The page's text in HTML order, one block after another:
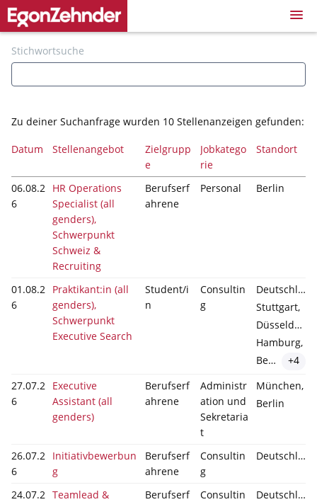
Skip
to
main
content
Stellenangebote
Login
Stichwortsuche
Zu deiner Suchanfrage wurden 10 Stellenanzeigen gefunden:
Datum Stellenangebot
Zielgrupp
e
Jobkatego
rie
Standort
06.08.2
6
HR Operations
Specialist (all
genders),
Schwerpunkt
Schweiz &
Recruiting
Berufserf
ahrene
Personal Berlin
01.08.2
6
Praktikant:in (all
genders),
Schwerpunkt
Executive Search
Student/i
n
Consultin
g
Deutschland,
Stuttgart,
Düsseldorf,
Hamburg,
Berlin
+4
27.07.2
6
Executive
Assistant (all
genders)
Berufserf
ahrene
Administr
ation und
Sekretaria
t
München,
Berlin
26.07.2
6
Initiativbewerbun
g
Berufserf
ahrene
Consultin
g
Deutschland
24.07.2 Teamlead &
Berufserf
Consultin
Deutschland,